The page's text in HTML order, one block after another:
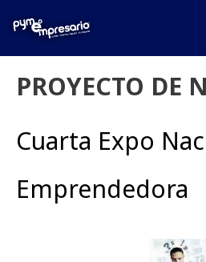
PROYECTO DE
Cuarta Expo
Emprendedora